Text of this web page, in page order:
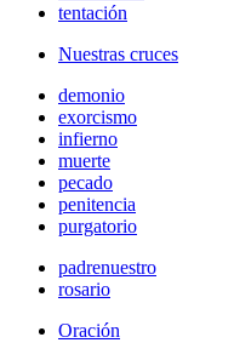
tentación
Nuestras cruces
demonio
exorcismo
infierno
muerte
pecado
penitencia
purgatorio
padrenuestro
rosario
Oración